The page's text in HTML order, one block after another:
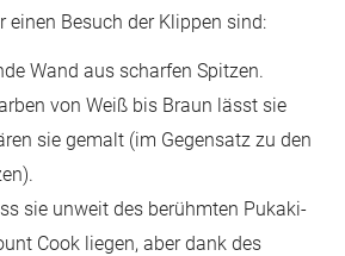
einen Besuch der Klippen sind:
Wand aus scharfen Spitzen.
von Weiß bis Braun lässt sie
sie gemalt (im Gegensatz zu den
sie unweit des berühmten Pukaki-
Cook liegen, aber dank des